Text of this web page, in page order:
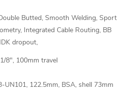
Butted, Smooth Welding, Sport
Integrated Cable Routing, BB
dropout,
8", 100mm travel
UN101, 122.5mm, BSA, shell 73mm